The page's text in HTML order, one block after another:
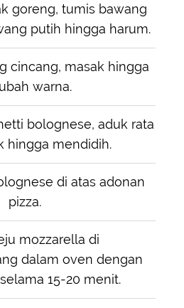
goreng, tumis bawang
putih hingga harum.
cincang, masak hingga
warna.
bolognese, aduk rata
hingga mendidih.
di atas adonan
pizza.
mozzarella di
dalam oven dengan
15-20 menit.